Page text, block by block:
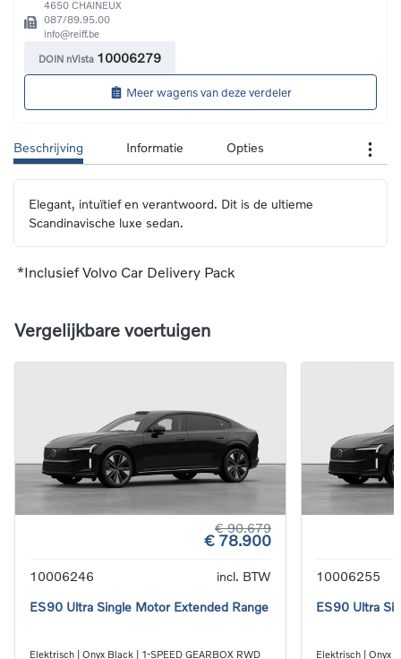
4650 CHAINEUX
087/89.95.00
info@reiff.be
DOIN nVista 10006279
Meer wagens van deze verdeler
Beschrijving Informatie Opties
Elegant, intuïtief en verantwoord. Dit is de ultieme
Scandinavische luxe sedan.
*Inclusief Volvo Car Delivery Pack
Vergelijkbare voertuigen
€ 90.679
€ 78.900
10006246
incl. BTW
ES90 Ultra Single Motor Extended Range
Elektrisch | Onyx Black | 1-SPEED GEARBOX RWD
10006255
ES90 Ultra
Elektrisch | Onyx